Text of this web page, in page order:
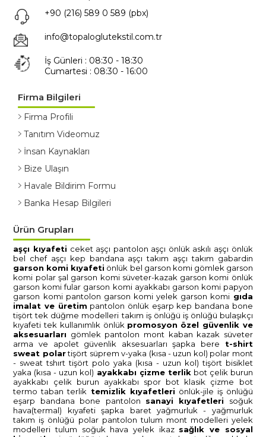
+90 (216) 589 0 589 (pbx)
info@topaloglutekstil.com.tr
İş Günleri : 08:30 - 18:30
Cumartesi : 08:30 - 16:00
Firma Bilgileri
Firma Profili
Tanıtım Videomuz
İnsan Kaynakları
Bize Ulaşın
Havale Bildirim Formu
Banka Hesap Bilgileri
Ürün Grupları
aşçi kiyafeti̇ ceket aşçi pantolon aşçi önlük askili aşçi önlük
bel chef aşçi kep bandana aşçi takim aşçi takim gabardi̇n
garson komi̇ kiyafeti̇ önlük bel garson komi̇ gömlek garson
komi̇ polar şal garson komi̇ süveter-kazak garson komi̇ önlük
garson komi̇ fular garson komi̇ ayakkabi garson komi̇ papyon
garson komi̇ pantolon garson komi̇yelek garson komi̇ gida
i̇malat ve üreti̇m pantolon önlük eşarp kep bandana bone
ti̇şört tek düğme modelleri̇ takim i̇ş önlüğü i̇ş önlüğü bulaşikçi
kiyafeti̇ tek kullanimlik önlük promosyon özel güvenli̇k ve
aksesuarlari gömlek pantolon mont kaban kazak süveter
arma ve apolet
güvenli̇k aksesuarlari şapka bere
t-shi̇rt
sweat polar ti̇şört süprem v-yaka (kisa - uzun kol) polar mont
- sweat tshirt ti̇şört polo yaka (kisa - uzun kol) ti̇şört bi̇si̇klet
yaka (kisa - uzun kol) ayakkabi çi̇zme terli̇k bot çeli̇k burun
ayakkabi çeli̇k burun
ayakkabi spor bot klasi̇k çi̇zme
bot
termo taban terli̇k temi̇zli̇k kiyafetleri̇ önlük-ji̇le i̇ş önlüğü
eşarp bandana bone
pantolon sanayi̇ kiyafetleri̇
soğuk
hava(termal) kiyafeti̇ şapka baret
yağmurluk - yağmurluk
takim i̇ş önlüğü polar pantolon tulum mont modelleri̇ yelek
modelleri̇ tulum soğuk havayelek i̇kaz sağlik ve sosyal